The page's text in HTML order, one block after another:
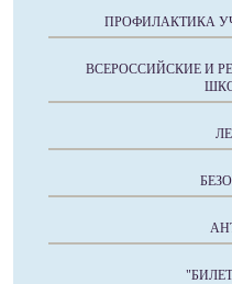
ПРОФИЛАКТИКА
ВСЕРОССИЙСКИЕ И